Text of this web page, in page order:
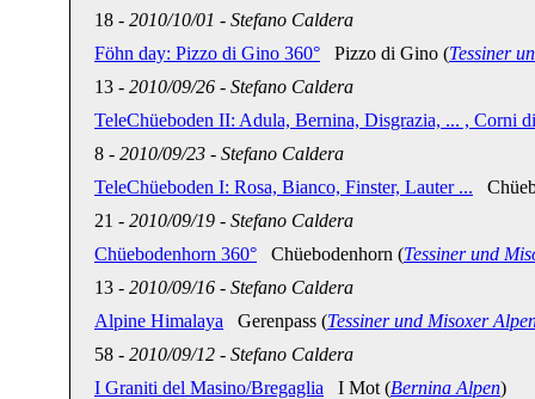
18 - 2010/10/01 - Stefano Caldera
Föhn day: Pizzo di Gino 360° Pizzo di Gino (Tessiner
13 - 2010/09/26 - Stefano Caldera
TeleChüeboden II: Adula, Bernina, Disgrazia, ... , Corni
8 - 2010/09/23 - Stefano Caldera
TeleChüeboden I: Rosa, Bianco, Finster, Lauter ...
21 - 2010/09/19 - Stefano Caldera
Chüebodenhorn 360° Chüebodenhorn (Tessiner und
13 - 2010/09/16 - Stefano Caldera
Alpine Himalaya Gerenpass (Tessiner und Misoxer
58 - 2010/09/12 - Stefano Caldera
I Graniti del Masino/Bregaglia I Mot (Bernina Alpen)